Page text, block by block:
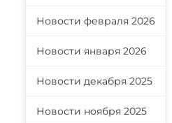
Новости февраля 2026
Новости января 2026
Новости декабря 2025
Новости ноября 2025